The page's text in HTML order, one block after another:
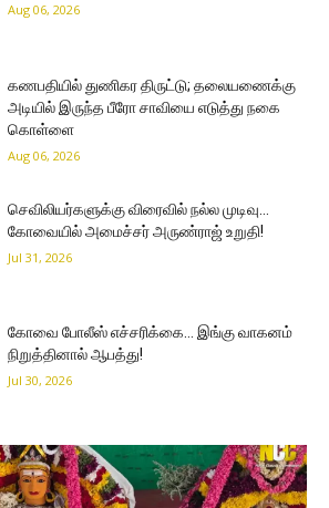
Aug 06, 2026
கணபதியில் துணிகர திருட்டு; தலையணைக்கு
அடியில் இருந்த பீரோ சாவியை எடுத்து நகை
கொள்ளை
Aug 06, 2026
செவிலியர்களுக்கு விரைவில் நல்ல முடிவு…
கோவையில் அமைச்சர் அருண்ராஜ் உறுதி!
Jul 31, 2026
கோவை போலீஸ் எச்சரிக்கை… இங்கு வாகனம்
நிறுத்தினால் ஆபத்து!
Jul 30, 2026